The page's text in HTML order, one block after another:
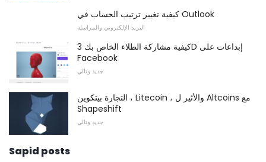
كيفية تغيير ترتيب الحساب في Outlook
البريد الإلكتروني والمراسلة
كيفية مشاركة الطلاء الخاص بك 3D إبداعات على
Facebook
جديد وتالي
التجارة بيتكوين ، Litecoin ، والأثير ل Altcoins مع
Shapeshift
جديد وتالي
Sapid posts